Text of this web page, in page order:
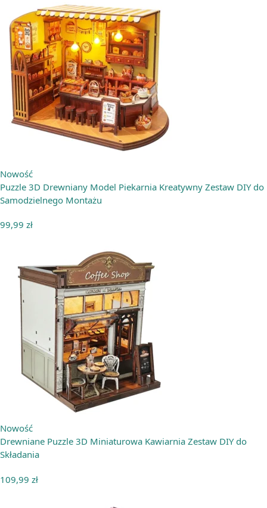
Nowość
Puzzle 3D Drewniany Model Piekarnia Kreatywny Zestaw DIY do
Samodzielnego Montażu
99,99 zł
Nowość
Drewniane Puzzle 3D Miniaturowa Kawiarnia Zestaw DIY do
Składania
109,99 zł